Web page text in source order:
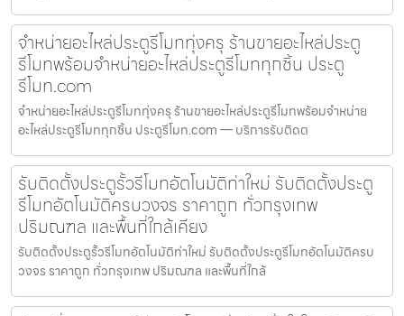
จำหน่ายอะไหล่ประตูรีโมททุ่งครุ ร้านขายอะไหล่ประตู
รีโมทพร้อมจำหน่ายอะไหล่ประตูรีโมททุกชิ้น ประตู
รีโมท.com
จำหน่ายอะไหล่ประตูรีโมททุ่งครุ ร้านขายอะไหล่ประตูรีโมทพร้อมจำหน่าย
อะไหล่ประตูรีโมททุกชิ้น ประตูรีโมท.com — บริการรับติดต
รับติดตั้งประตูรั้วรีโมทอัตโนมัติท่าใหม่ รับติดตั้งประตู
รีโมทอัตโนมัติครบวงจร ราคาถูก ทั่วกรุงเทพ
ปริมณฑล และพื้นที่ใกล้เคียง
รับติดตั้งประตูรั้วรีโมทอัตโนมัติท่าใหม่ รับติดตั้งประตูรีโมทอัตโนมัติครบ
วงจร ราคาถูก ทั่วกรุงเทพ ปริมณฑล และพื้นที่ใกล้